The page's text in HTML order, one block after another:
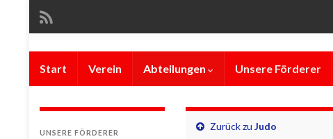
Start Verein Abteilungen Unsere Förderer
Zurück zu Judo
UNSERE FÖRDERER